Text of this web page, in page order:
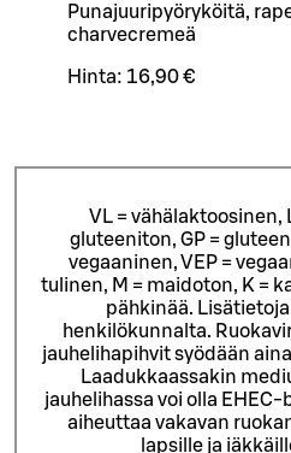
Punajuuripyöryköitä,
charvecremeä
Hinta: 16,90 €
VL = vähälaktoosinen,
gluteeniton, GP =
vegaaninen, VEP =
tulinen, M = maidoton, K =
pähkinää.
henkilökunnalta.
jauhelihapihvit syödään
Laadukkaassakin
jauhelihassa voi olla
aiheuttaa vakavan
lapsille ja